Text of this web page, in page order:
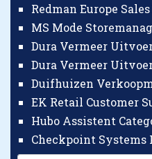
Redman Europe
MS Mode
Dura Vermeer
Dura Vermeer
Duifhuizen
EK Retail Customer
Hubo Assistent